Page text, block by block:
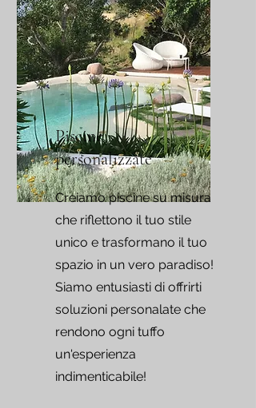
Piscine
personalizzate
Creiamo piscine su misura
che riflettono il tuo stile
unico e trasformano il tuo
spazio in un vero paradiso!
Siamo entusiasti di offrirti
soluzioni personalate che
rendono ogni tuffo
un'esperienza
indimenticabile!